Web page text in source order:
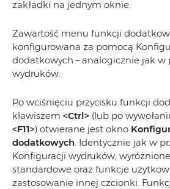
zakładki na jednym oknie.
Zawartość menu funkcji
konfigurowana za pomocą
dodatkowych – analogicznie jak w
wydruków.
Po wciśnięciu przycisku funkcji
klawiszem <Ctrl> (lub po
<F11>) otwierane jest okno
dodatkowych. Identycznie jak w
Konfiguracji wydruków,
standardowe oraz funkcje
zastosowanie innej czcionki.